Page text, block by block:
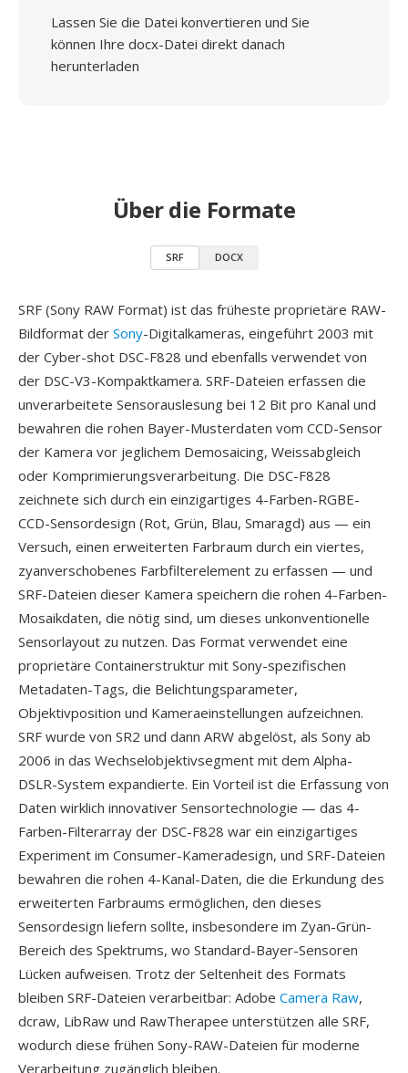
Lassen Sie die Datei konvertieren und Sie
können Ihre docx-Datei direkt danach
herunterladen
Über die Formate
SRF DOCX
SRF (Sony RAW Format) ist das früheste proprietäre RAW-
Bildformat der Sony-Digitalkameras, eingeführt 2003 mit
der Cyber-shot DSC-F828 und ebenfalls verwendet von
der DSC-V3-Kompaktkamera. SRF-Dateien erfassen die
unverarbeitete Sensorauslesung bei 12 Bit pro Kanal und
bewahren die rohen Bayer-Musterdaten vom CCD-Sensor
der Kamera vor jeglichem Demosaicing, Weissabgleich
oder Komprimierungsverarbeitung. Die DSC-F828
zeichnete sich durch ein einzigartiges 4-Farben-RGBE-
CCD-Sensordesign (Rot, Grün, Blau, Smaragd) aus — ein
Versuch, einen erweiterten Farbraum durch ein viertes,
zyanverschobenes Farbfilterelement zu erfassen — und
SRF-Dateien dieser Kamera speichern die rohen 4-Farben-
Mosaikdaten, die nötig sind, um dieses unkonventionelle
Sensorlayout zu nutzen. Das Format verwendet eine
proprietäre Containerstruktur mit Sony-spezifischen
Metadaten-Tags, die Belichtungsparameter,
Objektivposition und Kameraeinstellungen aufzeichnen.
SRF wurde von SR2 und dann ARW abgelöst, als Sony ab
2006 in das Wechselobjektivsegment mit dem Alpha-
DSLR-System expandierte. Ein Vorteil ist die Erfassung von
Daten wirklich innovativer Sensortechnologie — das 4-
Farben-Filterarray der DSC-F828 war ein einzigartiges
Experiment im Consumer-Kameradesign, und SRF-Dateien
bewahren die rohen 4-Kanal-Daten, die die Erkundung des
erweiterten Farbraums ermöglichen, den dieses
Sensordesign liefern sollte, insbesondere im Zyan-Grün-
Bereich des Spektrums, wo Standard-Bayer-Sensoren
Lücken aufweisen. Trotz der Seltenheit des Formats
bleiben SRF-Dateien verarbeitbar: Adobe Camera Raw,
dcraw, LibRaw und RawTherapee unterstützen alle SRF,
wodurch diese frühen Sony-RAW-Dateien für moderne
Verarbeitung zugänglich bleiben.